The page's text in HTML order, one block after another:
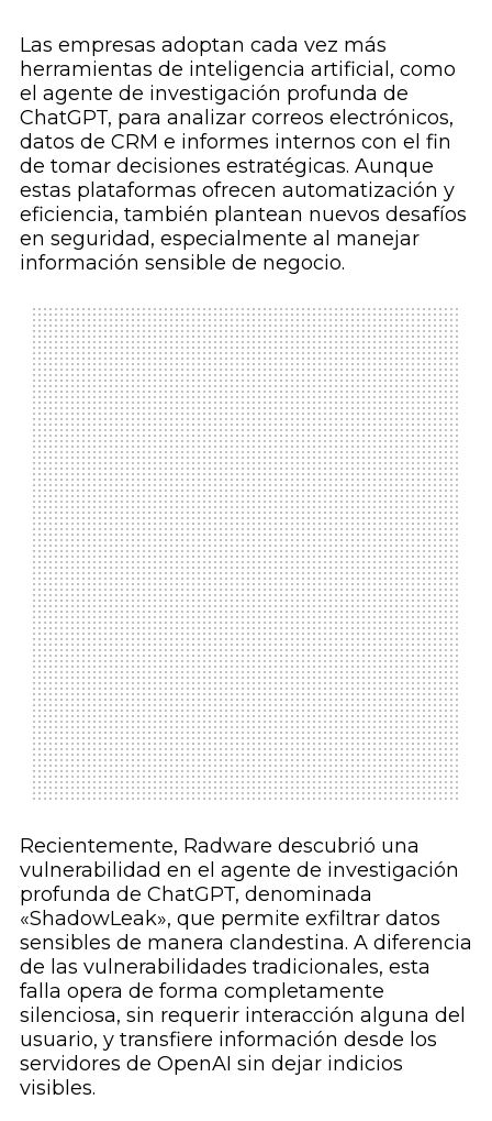
Las empresas adoptan cada vez más
herramientas de inteligencia artificial, como
el agente de investigación profunda de
ChatGPT, para analizar correos electrónicos,
datos de CRM e informes internos con el fin
de tomar decisiones estratégicas. Aunque
estas plataformas ofrecen automatización y
eficiencia, también plantean nuevos desafíos
en seguridad, especialmente al manejar
información sensible de negocio.
Recientemente, Radware descubrió una
vulnerabilidad en el agente de investigación
profunda de ChatGPT, denominada
«ShadowLeak», que permite exfiltrar datos
sensibles de manera clandestina. A diferencia
de las vulnerabilidades tradicionales, esta
falla opera de forma completamente
silenciosa, sin requerir interacción alguna del
usuario, y transfiere información desde los
servidores de OpenAI sin dejar indicios
visibles.